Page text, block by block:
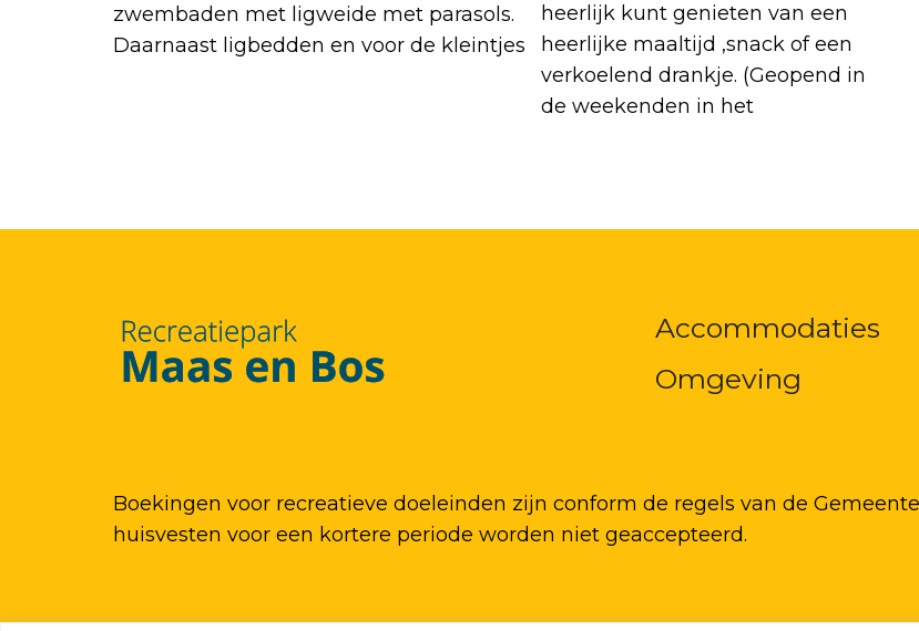
zwembaden met ligweide met parasols.
Daarnaast ligbedden en voor de kleintjes
heerlijk kunt genieten van een
heerlijke maaltijd ,snack of een
verkoelend drankje. (Geopend in
de weekenden in het
Accommodaties
Omgeving
Boekingen voor recreatieve doeleinden zijn conform de regels van de
huisvesten voor een kortere periode worden niet geaccepteerd.